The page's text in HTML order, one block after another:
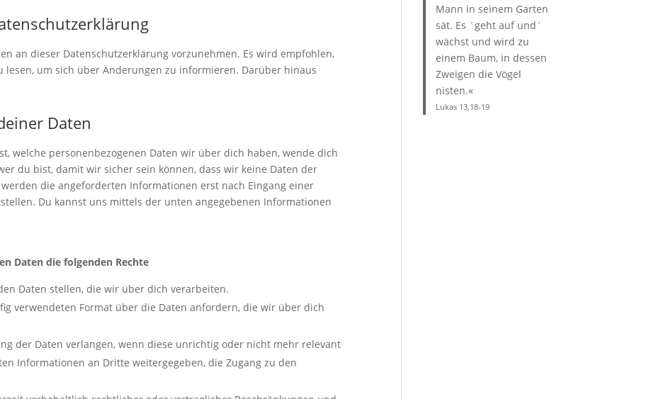
an dieser Datenschutzerklärung vorzunehmen. Es wird empfohlen,
lesen, um sich über Änderungen zu informieren. Darüber hinaus
Daten
welche personenbezogenen Daten wir über dich haben, wende dich
du bist, damit wir sicher sein können, dass wir keine Daten der
die angeforderten Informationen erst nach Eingang einer
Du kannst uns mittels der unten angegebenen Informationen
Daten die folgenden Rechte
Daten stellen, die wir über dich verarbeiten.
verwendeten Format über die Daten anfordern, die wir über dich
der Daten verlangen, wenn diese unrichtig oder nicht mehr relevant
Informationen an Dritte weitergegeben, die Zugang zu den
Mann in seinem Garten
sät. Es ´geht auf und`
wächst und wird zu
einem Baum, in dessen
Zweigen die Vögel
nisten.«
Lukas 13,18-19